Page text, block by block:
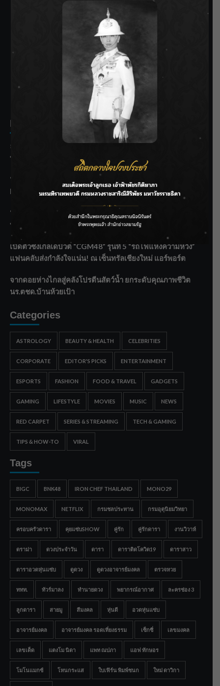
SIAMRATH VARIETY
THE BEST ENTERTAINMENT
Recent Posts
ลุยไม่หยุด!! กรมชลฯ เร่งเคลียร์ผักตบชวา-ติดตั้งเครื่องสูบน้ำ
ทั่วไทย
“BILLKIN” สร้างความภาคภูมิใจ คว้ารางวัลใหญ่ Weibo
Malaysia พร้อมโชว์สุดประทับใจ
“สุริยะ” สั่งกรมชลฯ เฝ้าระวังน้ำ 24 ชม. รับมือฝนสิงหาคม
บริหารเชิงรุกลดเสี่ยงน้ำท่วม
เปิดตัวซิงเกิลเดบิวต์ “CGM48” รุ่นที่ 5 “รถไฟแห่งความหวัง”
แฟนคลับส่งกำลังใจแน่น! ณ เซ็นทรัลเชียงใหม่ แอร์พอร์ต
จากดอยห่างไกลสู่คลังโปรตีนสัตว์น้ำ ยกระดับคุณภาพชีวิต
นร.ตชด.บ้านห้วยเป้า
Categories
ASTROLOGY BEAUTY & HEALTH CELEBRITIES
CORPORATE EDITOR'S PICKS ENTERTAINMENT
ESPORTS FASHION FOOD & TRAVEL GADGETS
GAMING LIFESTYLE MOVIES MUSIC NEWS
RED CARPET SERIES & STREAMING TECH & GAMING
TIPS & HOW-TO VIRAL
Tags
BIGC BNK48 IRON CHEF THAILAND MONO29
MONOMAX NETFLIX กรมชลประทาน กรมอุตุนิยมวิทยา
ครอบครัวดารา คุยแซ่บSHOW คู่รัก คู่รักดารา งานวิวาห์
ดราม่า ดวงประจำวัน ดารา ดาราติดโควิด19 ดาราสาว
ดาราอวดหุ่นแซ่บ ดูดวง ดูดวงอาจารย์มงคล ตรวจหวย
ททท. ทัวร์มาลง ทำนายดวง พยากรณ์อากาศ ละครช่อง 3
ลูกดารา สายมู สีมงคล หุ่นดี อวดหุ่นแซ่บ
อาจารย์มงคล อาจารย์มงคล รอดเที่ยงธรรม เซ็กซี่ เลขมงคล
เลขเด็ด แตงโม นิดา แพท ณปภา แอฟ ทักษอร
โมโนแมกซ์ โหนกระแส ใบเฟิร์น พิมพ์ชนก ใหม่ ดาวิกา